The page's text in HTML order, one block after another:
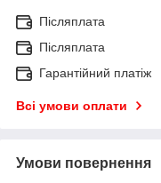
Післяплата
Післяплата
Гарантійний платіж
Всі умови оплати
Умови повернення